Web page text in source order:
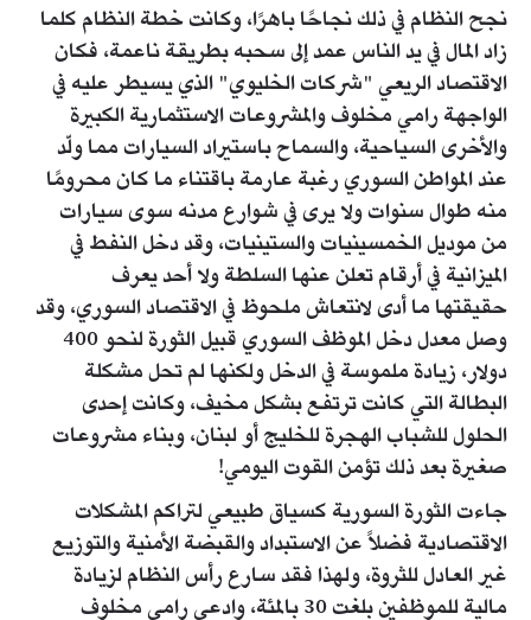
نجح النظام في ذلك نجاحًا باهرًا، وكانت خطة النظام كلما
زاد المال في يد الناس عمد إلى سحبه بطريقة ناعمة، فكان
الاقتصاد الريعي "شركات الخليوي" الذي يسيطر عليه في
الواجهة رامي مخلوف والمشروعات الاستثمارية الكبيرة
والأخرى السياحية، والسماح باستيراد السيارات مما ولّد
عند المواطن السوري رغبة عارمة باقتناء ما كان محرومًا
منه طوال سنوات ولا يرى في شوارع مدنه سوى سيارات
من موديل الخمسينيات والستينيات، وقد دخل النفط في
الميزانية في أرقام تعلن عنها السلطة ولا أحد يعرف
حقيقتها ما أدى لانتعاش ملحوظ في الاقتصاد السوري، وقد
وصل معدل دخل الموظف السوري قبيل الثورة لنحو 400
دولار، زيادة ملموسة في الدخل ولكنها لم تحل مشكلة
البطالة التي كانت ترتفع بشكل مخيف، وكانت إحدى
الحلول للشباب الهجرة للخليج أو لبنان، وبناء مشروعات
صغيرة بعد ذلك تؤمن القوت اليومي!
جاءت الثورة السورية كسياق طبيعي لتراكم المشكلات
الاقتصادية فضلاً عن الاستبداد والقبضة الأمنية والتوزيع
غير العادل للثروة، ولهذا فقد سارع رأس النظام لزيادة
مالية للموظفين بلغت 30 بالمئة، وادعى رامي مخلوف